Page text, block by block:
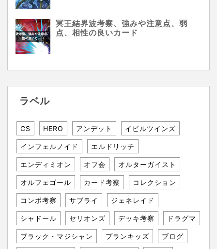
冥王結界波考察、強みや注意点、弱
点、相性の良いカード
ラベル
CS HERO アンデット イビルツインズ
インフェルノイド エルドリッチ
エンディミオン オフ会 オルターガイスト
オルフェゴール カード考察 コレクション
コンボ考察 サブライ ジェネレイド
シャドール セリオンズ デッキ考察 ドラグマ
ブラック・マジシャン プランキッズ ブログ